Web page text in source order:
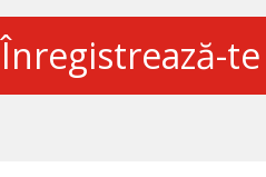
Înregistrează-te